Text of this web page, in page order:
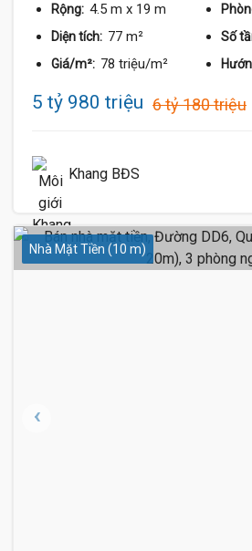
Rộng: 4.5 m x 19 m
Diện tích: 77 m² Số
Giá/m²: 78 triệu/m²
5 tỷ 980 triệu 6 tỷ 180 triệu
Khang BĐS
Nhà Mặt Tiền (10 m)